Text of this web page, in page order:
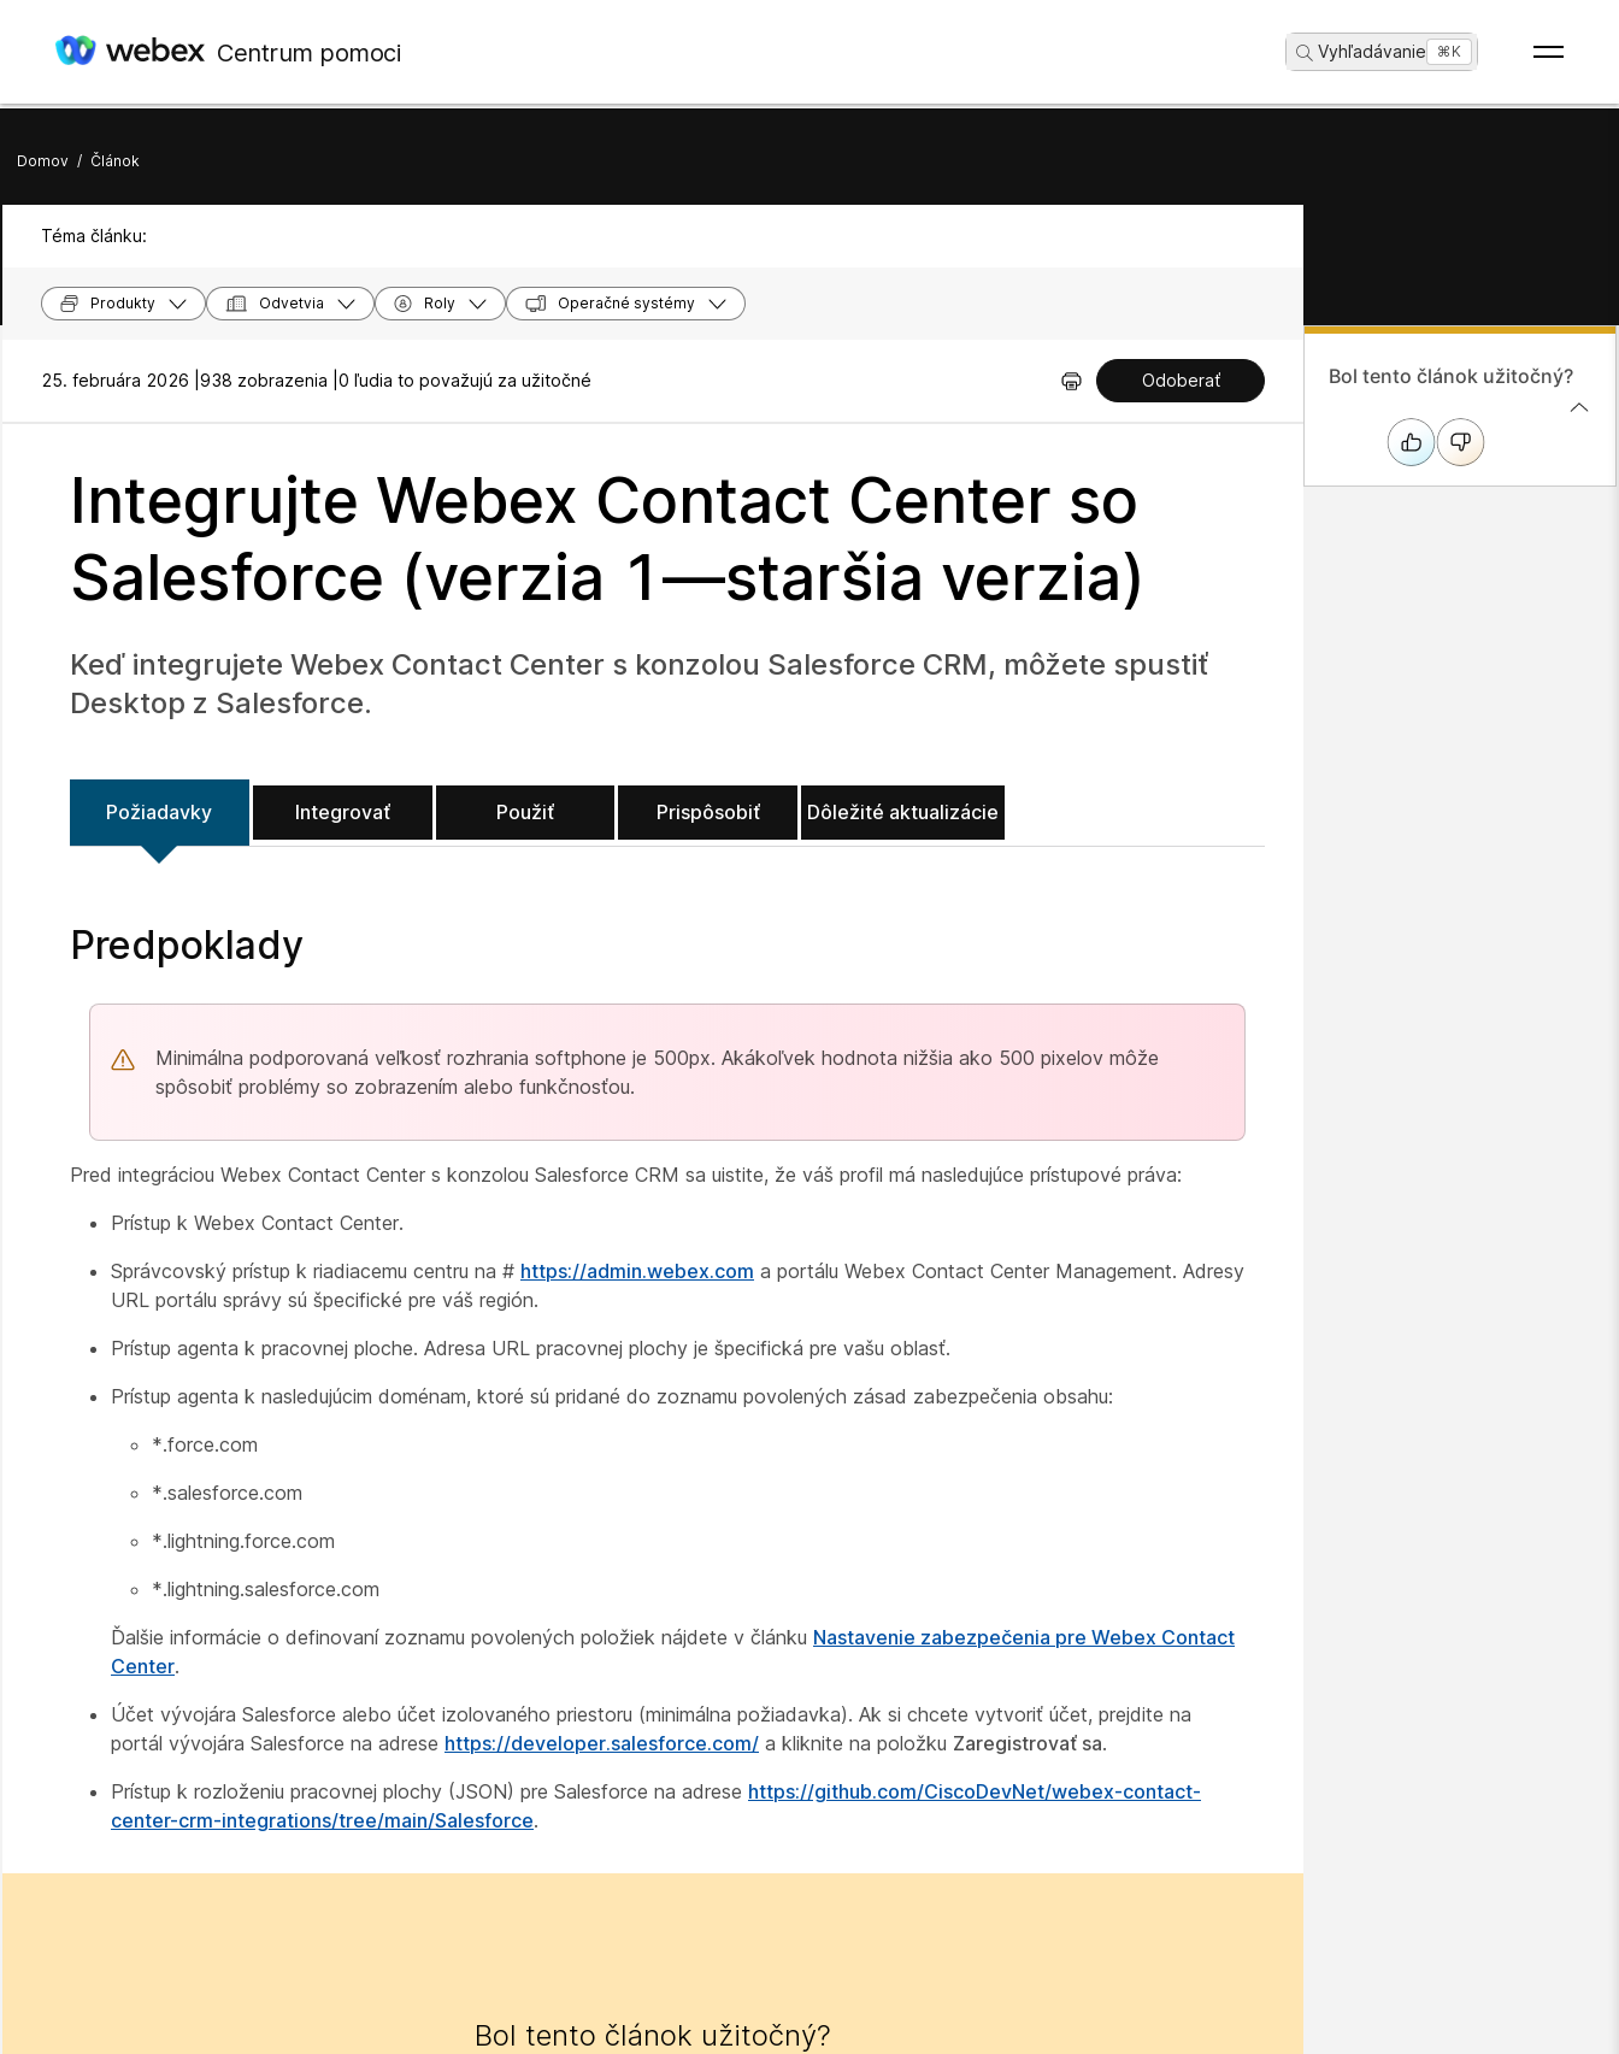
Centrum pomoci Vyhľadávanie ...⌘K
Domov / Článok
Téma článku:
Produkty Odvetvia Roly Operačné systémy
25. februára 2026 | 938 zobrazenia | 0 ľudia to považujú za užitočné Odoberať
Integrujte Webex Contact Center so
Salesforce (verzia 1—staršia verzia)
Keď integrujete Webex Contact Center s konzolou Salesforce CRM, môžete spustiť
Desktop z Salesforce.
Požiadavky Integrovať Použiť Prispôsobiť Dôležité aktualizácie
Predpoklady
Minimálna podporovaná veľkosť rozhrania softphone je 500px. Akákoľvek hodnota nižšia ako 500 pixelov môže
spôsobiť problémy so zobrazením alebo funkčnosťou.
Pred integráciou Webex Contact Center s konzolou Salesforce CRM sa uistite, že váš profil má nasledujúce prístupové práva:
Prístup k Webex Contact Center.
Správcovský prístup k riadiacemu centru na # https://admin.webex.com a portálu Webex Contact Center Management. Adresy
URL portálu správy sú špecifické pre váš región.
Prístup agenta k pracovnej ploche. Adresa URL pracovnej plochy je špecifická pre vašu oblasť.
Prístup agenta k nasledujúcim doménam, ktoré sú pridané do zoznamu povolených zásad zabezpečenia obsahu:
*.force.com
*.salesforce.com
*.lightning.force.com
*.lightning.salesforce.com
Ďalšie informácie o definovaní zoznamu povolených položiek nájdete v článku Nastavenie zabezpečenia pre Webex Contact
Center.
Účet vývojára Salesforce alebo účet izolovaného priestoru (minimálna požiadavka). Ak si chcete vytvoriť účet, prejdite na
portál vývojára Salesforce na adrese https://developer.salesforce.com/ a kliknite na položku Zaregistrovať sa.
Prístup k rozloženiu pracovnej plochy (JSON) pre Salesforce na adrese https://github.com/CiscoDevNet/webex-contact-
center-crm-integrations/tree/main/Salesforce.
Bol tento článok užitočný?
Bol tento článok užitočný?